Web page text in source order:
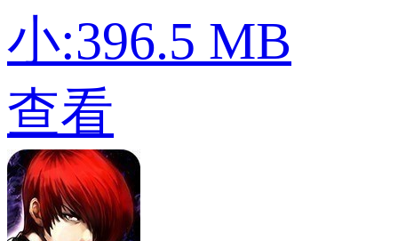
小:396.5 MB
查看